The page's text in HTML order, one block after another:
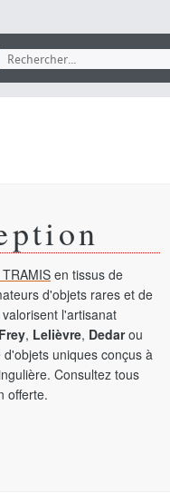
en tissus de
d'objets rares et de
l'artisanat
, Lelièvre, Dedarou
uniques conçus à
Consultez tous
offerte.